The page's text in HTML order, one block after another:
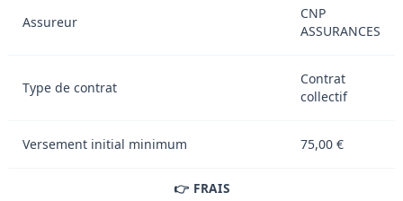
Assureur
CNP
ASSURANCES
Type de contrat
Contrat
collectif
Versement initial minimum 75,00 €
👉 FRAIS